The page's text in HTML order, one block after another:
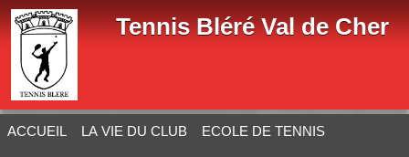
Tennis Bléré Val de Cher
ACCUEIL LA VIE DU CLUB ECOLE DE TENNIS
Panneau de gestion des cookies